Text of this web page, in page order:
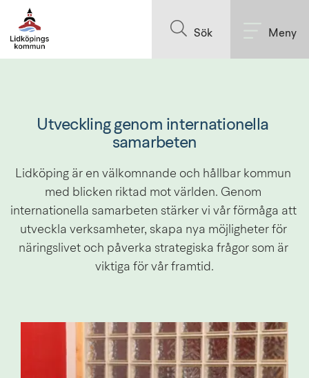
Sök Meny
Utveckling genom internationella
samarbeten
Lidköping är en välkomnande och hållbar kommun
med blicken riktad mot världen. Genom
internationella samarbeten stärker vi vår förmåga att
utveckla verksamheter, skapa nya möjligheter för
näringslivet och påverka strategiska frågor som är
viktiga för vår framtid.